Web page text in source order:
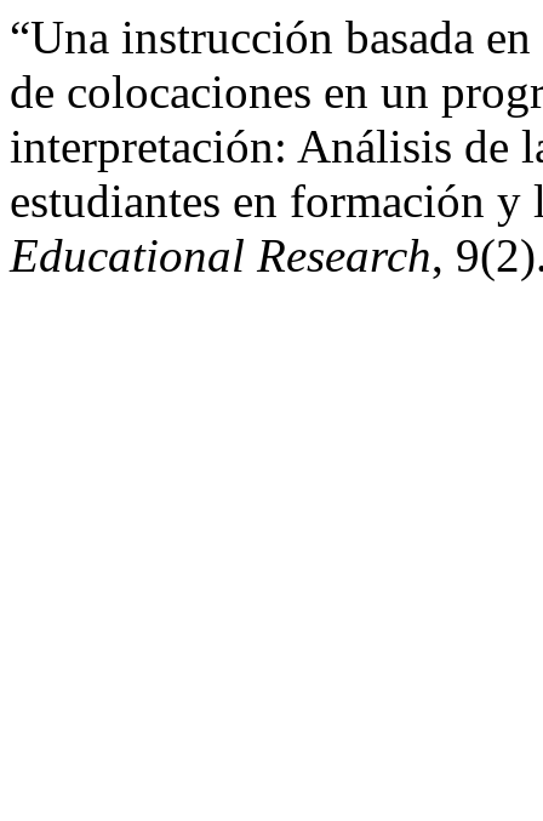
“Una instrucción basada
de colocaciones en un
interpretación: Análisis de
estudiantes en formación
Educational Research,